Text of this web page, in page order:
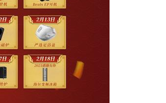
么?现在实物奖励活动2.0即将正式开启!本次
荒回归」、「热血重燃」。每个服务器独享奖
",礼盒概率开出珍贵道具、坐骑等奖励。同时